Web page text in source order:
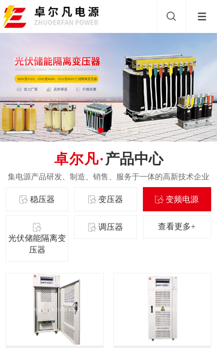
产品中心
稳压器 变压器 变频电源
光伏储能隔离变
压器
调压器 查看更多+